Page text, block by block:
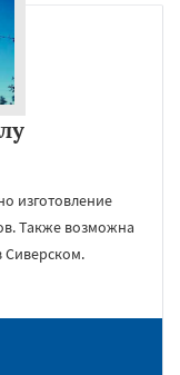
изготовление
Также возможна
Сиверском.